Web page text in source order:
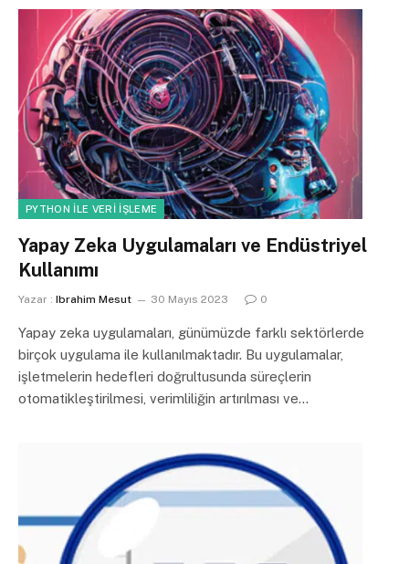
PYTHON ILE VERI İŞLEME
Yapay Zeka Uygulamaları ve Endüstriyel
Kullanımı
Yazar : Ibrahim Mesut 30 Mayıs 2023 0
Yapay zeka uygulamaları, günümüzde farklı sektörlerde
birçok uygulama ile kullanılmaktadır. Bu uygulamalar,
işletmelerin hedefleri doğrultusunda süreçlerin
otomatikleştirilmesi, verimliliğin artırılması ve…